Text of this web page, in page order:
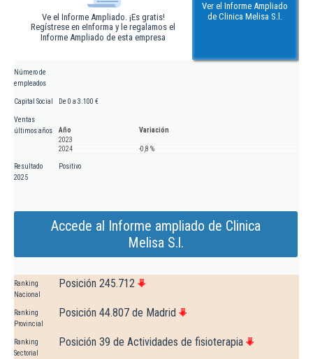
Ve el Informe Ampliado. ¡Es gratis!
Regístrese en eInforma y le regalamos el
Informe Ampliado de esta empresa
Ver el Informe Ampliado
de Clinica Melisa S.l.
Número de
empleados
Capital Social De 0 a 3.100 €
Ventas
últimos años
Año
Variación
2023
2024
-0,8 %
Resultado
2025
Positivo
Accede al Informe ampliado de Clinica
Melisa S.l.
Ranking
Nacional
Posición 245.712
Ranking
Provincial
Posición 44.807 de Madrid
Ranking
Sectorial
Posición 39 de Actividades de fisioterapia